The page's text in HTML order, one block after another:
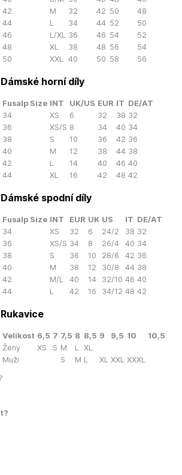
42
M 32 42 50
48
44
L 34 44 52
50
46
L/XL 36 46 54
52
48
XL 38 48 56
54
50
XXL 40 50 58 56
Dámské horní díly
Fusalp Size INT UK/US EUR IT DE/AT
34
XS 6 32 38 32
36
XS/S 8 34 40 34
38
S 10 36 42 36
40
M 12 38 44 38
42
L 14 40 46 40
44
XL 16 42 48 42
Dámské spodní díly
Fusalp Size INT EUR UK US IT DE/AT
34
XS 32 6 24/2 38 32
36
XS/S 34 8 26/4 40 34
38
S 36 10 28/6 42 36
40
M 38 12 30/8 44 38
42
M/L 40 14 32/10 46 40
44
L 42 16 34/12 48 42
Rukavice
Velikost 6,5 7 7,5 8 8,5 9 9,5 10
10,5
Ženy
XS S M L XL
Muži
S M L XL XXL XXXL